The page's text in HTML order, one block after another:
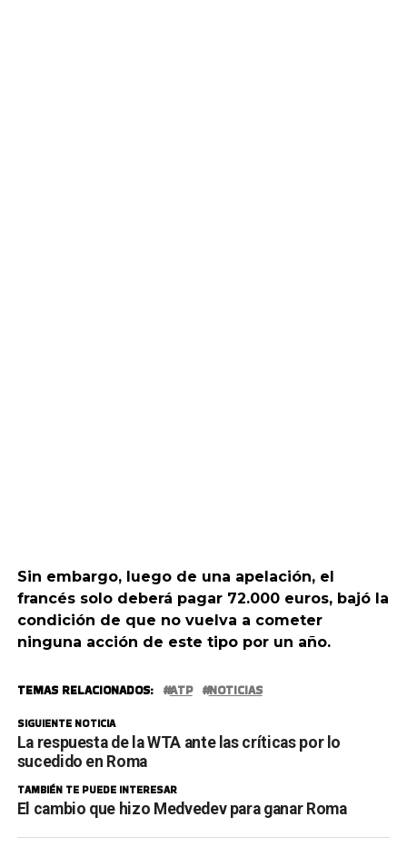
Sin embargo, luego de una apelación, el
francés solo deberá pagar 72.000 euros, bajó la
condición de que no vuelva a cometer
ninguna acción de este tipo por un año.
TEMAS RELACIONADOS: ATP NOTICIAS
SIGUIENTE NOTICIA
La respuesta de la WTA ante las críticas por lo
sucedido en Roma
TAMBIÉN TE PUEDE INTERESAR
El cambio que hizo Medvedev para ganar Roma